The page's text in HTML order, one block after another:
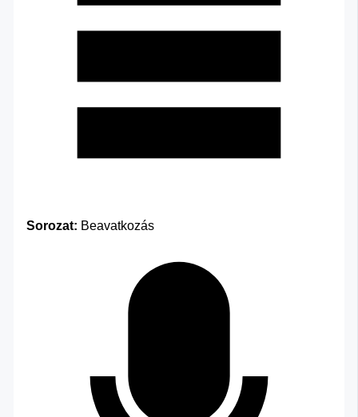
Sorozat: Beavatkozás